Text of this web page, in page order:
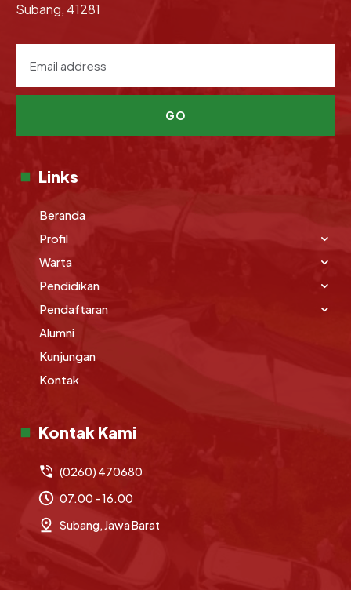
Subang, 41281
GO
Links
Beranda
Profil
Warta
Pendidikan
Pendaftaran
Alumni
Kunjungan
Kontak
Kontak Kami
(0260) 470680
07.00 - 16.00
Subang, Jawa Barat